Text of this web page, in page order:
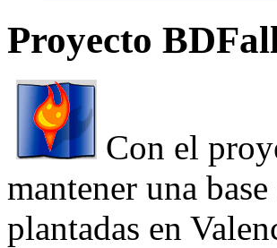
Proyecto
Con el
mantener una
plantadas en